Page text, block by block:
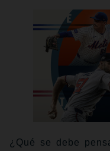
¿Qué se debe